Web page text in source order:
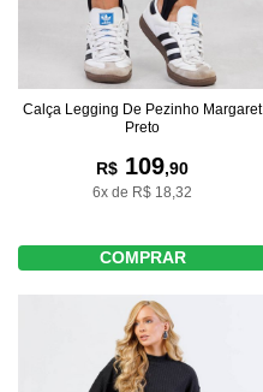
Calça Legging De Pezinho Margaret
Preto
R$ 109,90
6x de R$ 18,32
COMPRAR